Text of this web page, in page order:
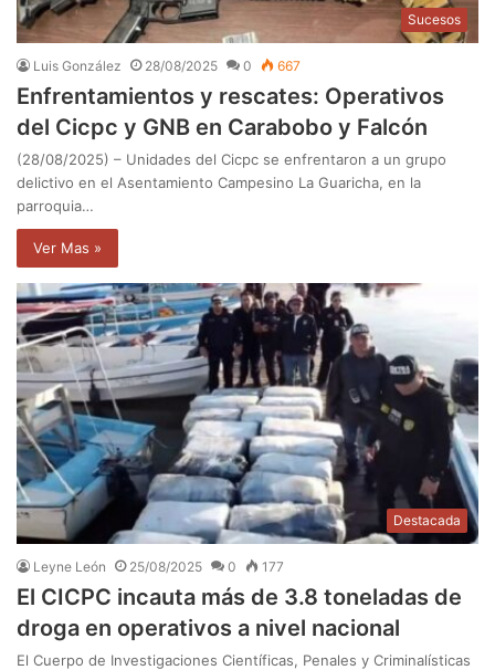
Sucesos
Luis González 28/08/2025 0 667
Enfrentamientos y rescates: Operativos
del Cicpc y GNB en Carabobo y Falcón
(28/08/2025) – Unidades del Cicpc se enfrentaron a un grupo
delictivo en el Asentamiento Campesino La Guaricha, en la
parroquia…
Ver Mas »
Destacada
Leyne León 25/08/2025 0 177
El CICPC incauta más de 3.8 toneladas de
droga en operativos a nivel nacional
El Cuerpo de Investigaciones Científicas, Penales y Criminalísticas